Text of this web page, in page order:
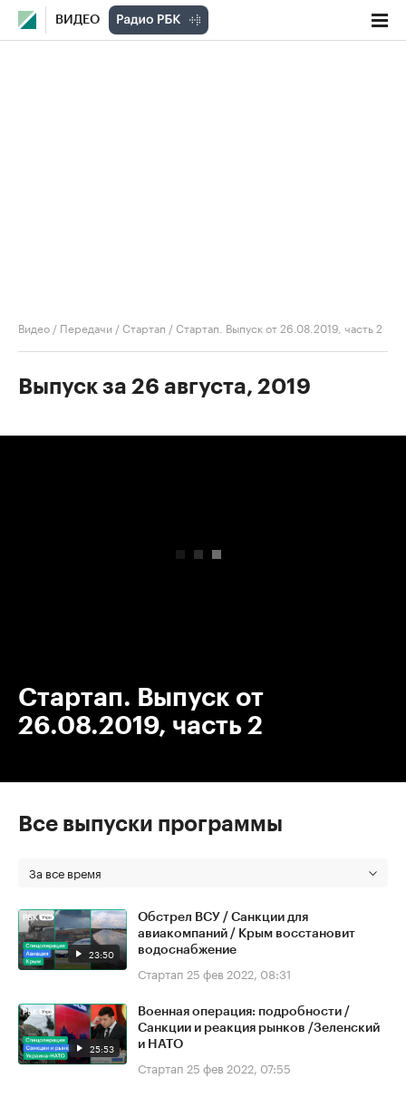
ВИДЕО
Видео / Передачи /Стартап /Стартап. Выпуск от 26.08.2019, часть 2
Выпуск за 26 августа, 2019
Стартап. Выпуск от
26.08.2019, часть 2
Все выпуски программы
За все время
23:50
Обстрел ВСУ / Санкции для
авиакомпаний / Крым восстановит
водоснабжение
Стартап 25 фев 2022, 08:31
25:53
Военная операция: подробности /
Санкции и реакция рынков /Зеленский
и НАТО
Стартап 25 фев 2022, 07:55